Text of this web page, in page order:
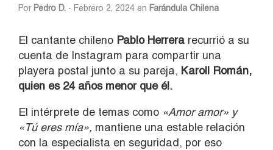
Por Pedro D. - Febrero 2, 2024 en Farándula Chilena
El cantante chileno Pablo Herrera recurrió a su
cuenta de Instagram para compartir una
playera postal junto a su pareja, Karoll Román,
quien es 24 años menor que él.
El intérprete de temas como «Amor amor» y
«Tú eres mía», mantiene una estable relación
con la especialista en seguridad, por eso